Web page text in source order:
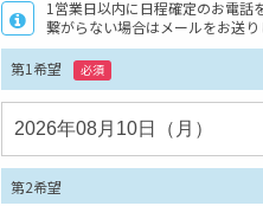
1営業日以内に日程確定のお電話
繋がらない場合はメールをお送
第1希望 必須
第2希望